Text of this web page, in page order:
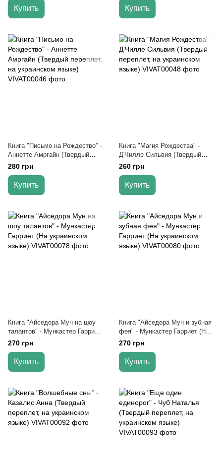
Купить
языке)
Купить
Книга "Письмо на Рождество" -
Аннетте Амргайн (Твердый
переплет, на украинском
языке)
280 грн
Купить
Книга "Магия Рождества" -
Д'Чилле Сильвия (Твердый
переплет, на украинском
языке)
260 грн
Купить
Книга "Айседора Мун на шоу
талантов" - Мункастер Гарриет
(На украинском языке)
270 грн
Купить
Книга "Айседора Мун и зубная
фея" - Мункастер Гарриет (На
украинском языке)
270 грн
Купить